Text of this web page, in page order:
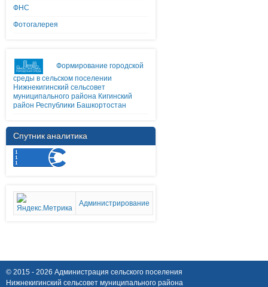
ФНС
Фотогалерея
Формирование городской
среды в сельском поселении
Нижнекигинский сельсовет
муниципального района Кигинский
район Республики Башкортостан
Спутник аналитика
Администрирование
© 2015 - 2026 Администрация сельского поселения
Нижнекигинский сельсовет муниципального района